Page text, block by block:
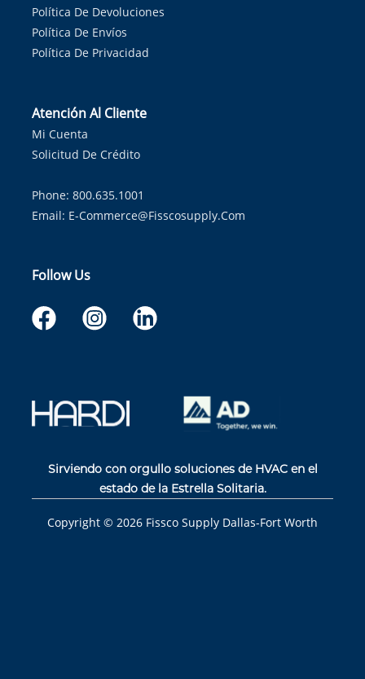
Política De Devoluciones
Política De Envíos
Política De Privacidad
Atención Al Cliente
Mi Cuenta
Solicitud De Crédito
Phone: 800.635.1001
Email: E-Commerce@fisscosupply.com
Follow Us
Sirviendo con orgullo soluciones de HVAC en el
estado de la Estrella Solitaria.
Copyright © 2026 Fissco Supply Dallas-Fort Worth